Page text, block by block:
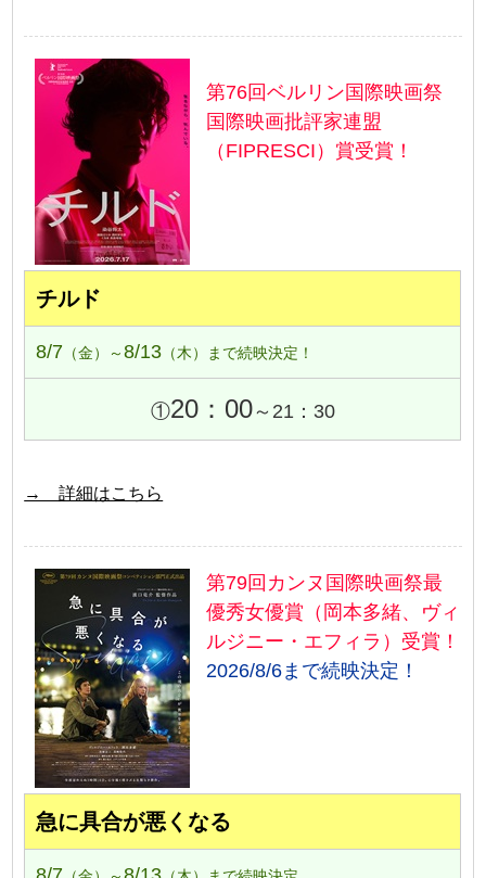
第76回ベルリン国際映画祭
国際映画批評家連盟
（FIPRESCI）賞受賞！
チルド
8/7 （金）～8/13 （木）まで続映決定！
①20：00～21：30
→ 詳細はこちら
第79回カンヌ国際映画祭最
優秀女優賞（岡本多緒、ヴィ
ルジニー・エフィラ）受賞！
2026/8/6まで続映決定！
急に具合が悪くなる